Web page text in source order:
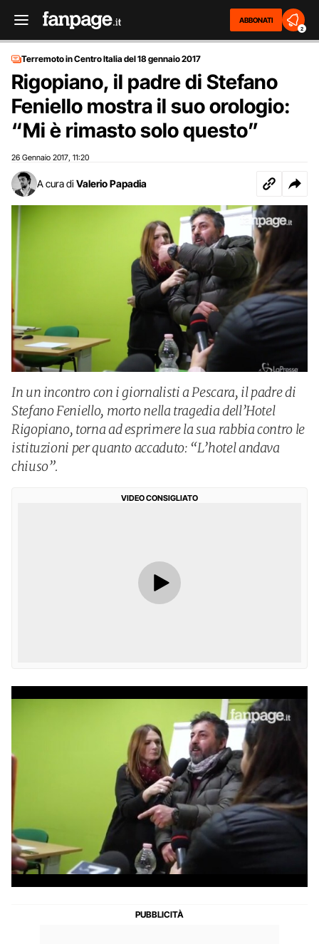
ABBONATI
2
Terremoto in Centro Italia del 18 gennaio 2017
Rigopiano, il padre di Stefano
Feniello mostra il suo orologio:
“Mi è rimasto solo questo”
26 Gennaio 2017 11:20
A cura di Valerio Papadia
In un incontro con i giornalisti a Pescara, il padre di
Stefano Feniello, morto nella tragedia dell’Hotel
Rigopiano, torna ad esprimere la sua rabbia contro le
istituzioni per quanto accaduto: “L’hotel andava
chiuso”.
VIDEO CONSIGLIATO